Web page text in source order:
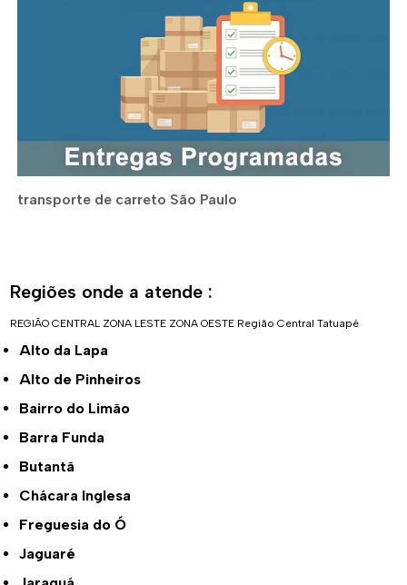
transporte de carreto São Paulo
Regiões onde a atende :
REGIÃO CENTRAL ZONA LESTE ZONA OESTE Região Central Tatuapé
Alto da Lapa
Alto de Pinheiros
Bairro do Limão
Barra Funda
Butantã
Chácara Inglesa
Freguesia do Ó
Jaguaré